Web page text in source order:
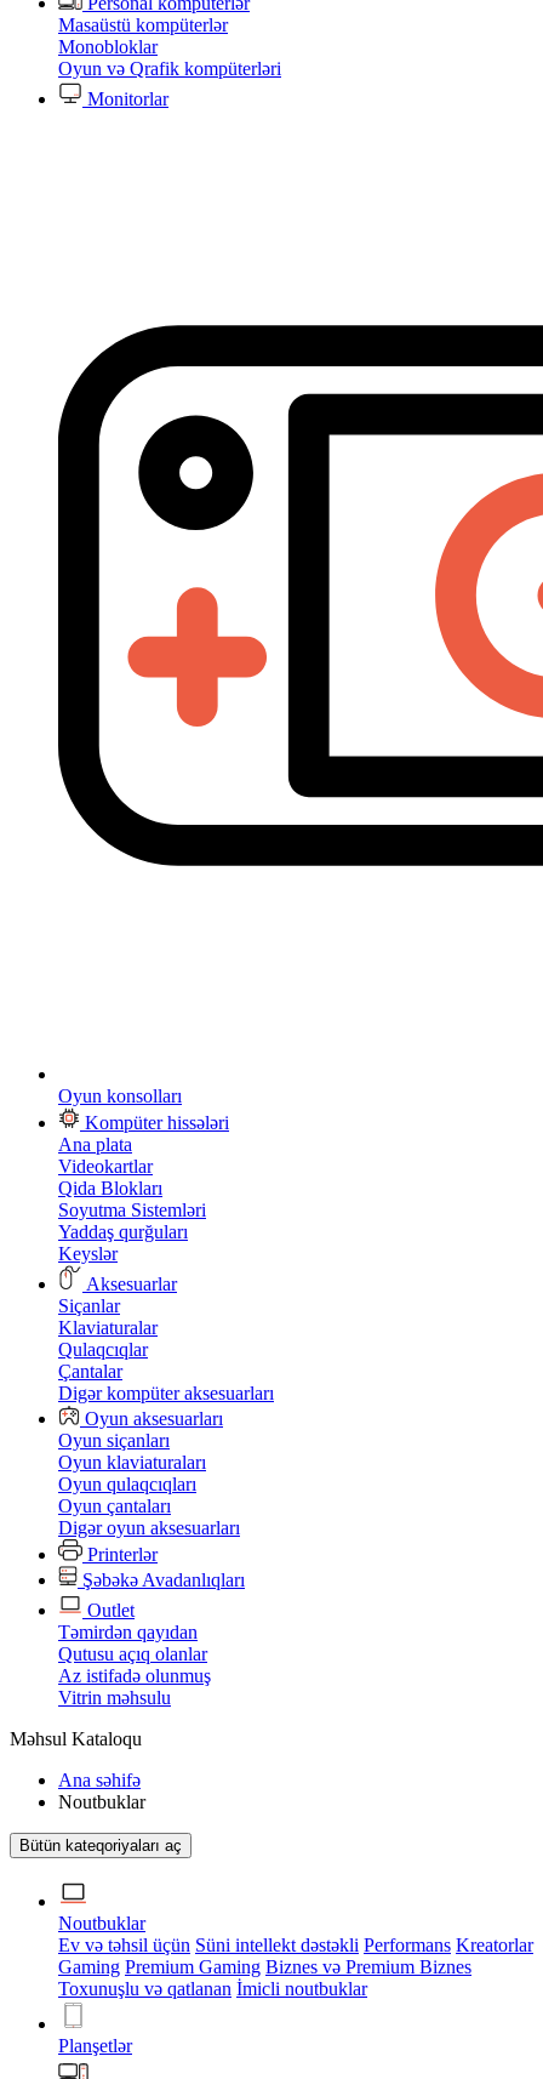
Masaüstü kompüterlər
Monobloklar
Oyun və Qrafik kompüterləri
Monitorlar
Oyun konsolları
Kompüter hissələri
Ana plata
Videokartlar
Qida Blokları
Soyutma Sistemləri
Yaddaş qurğuları
Keyslər
Aksesuarlar
Siçanlar
Klaviaturalar
Qulaqcıqlar
Çantalar
Digər kompüter aksesuarları
Oyun aksesuarları
Oyun siçanları
Oyun klaviaturaları
Oyun qulaqcıqları
Oyun çantaları
Digər oyun aksesuarları
Printerlər
Şəbəkə Avadanlıqları
Outlet
Təmirdən qayıdan
Qutusu açıq olanlar
Az istifadə olunmuş
Vitrin məhsulu
Məhsul Kataloqu
Ana səhifə
Noutbuklar
Bütün kateqoriyaları aç
Noutbuklar
Ev və təhsil üçün Süni intellekt dəstəkli Performans Kreatorlar
Gaming Premium Gaming Biznes və Premium Biznes
Toxunuşlu və qatlanan İmicli noutbuklar
Planşetlər